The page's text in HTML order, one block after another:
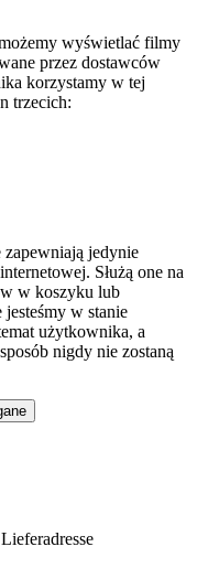
wyświetlać filmy
przez dostawców
korzystamy w tej
trzecich:
jedynie
Służą one na
w koszyku lub
w stanie
użytkownika, a
nigdy nie zostaną